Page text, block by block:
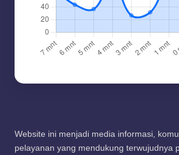
Website ini menjadi media informasi,
pelayanan yang mendukung terwujudnya